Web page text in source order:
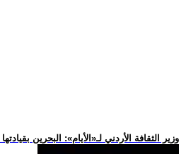
.. وزير الثقافة الأردني لـ«الأيام»: البحرين